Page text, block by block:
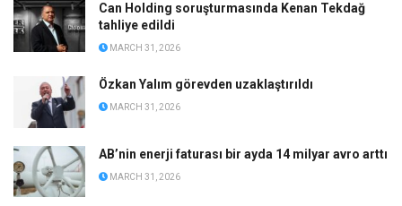
Can Holding soruşturmasında Kenan Tekdağ
tahliye edildi
MARCH 31, 2026
Özkan Yalım görevden uzaklaştırıldı
MARCH 31, 2026
AB’nin enerji faturası bir ayda 14 milyar avro arttı
MARCH 31, 2026